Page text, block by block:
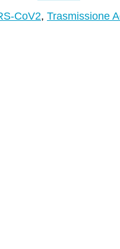
CoV2, Trasmissione